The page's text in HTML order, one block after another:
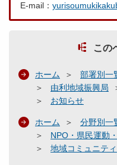
E-mail：
この
ホーム 部署別一
由利地域振興局
お知らせ
ホーム 分野別一
NPO・県民運動
地域コミュニティ